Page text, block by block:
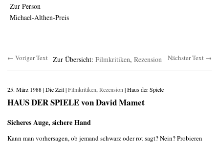
Zur Person
Michael-Althen-Preis
← Voriger Text Zur Übersicht: Filmkritiken, Rezension Nächster Text →
25. März 1988 | Die Zeit |Filmkritiken, Rezension | Haus der Spiele
HAUS DER SPIELE von David Mamet
Sicheres Auge, sichere Hand
Kann man vorhersagen, ob jemand schwarz oder rot sagt? Nein? Probieren